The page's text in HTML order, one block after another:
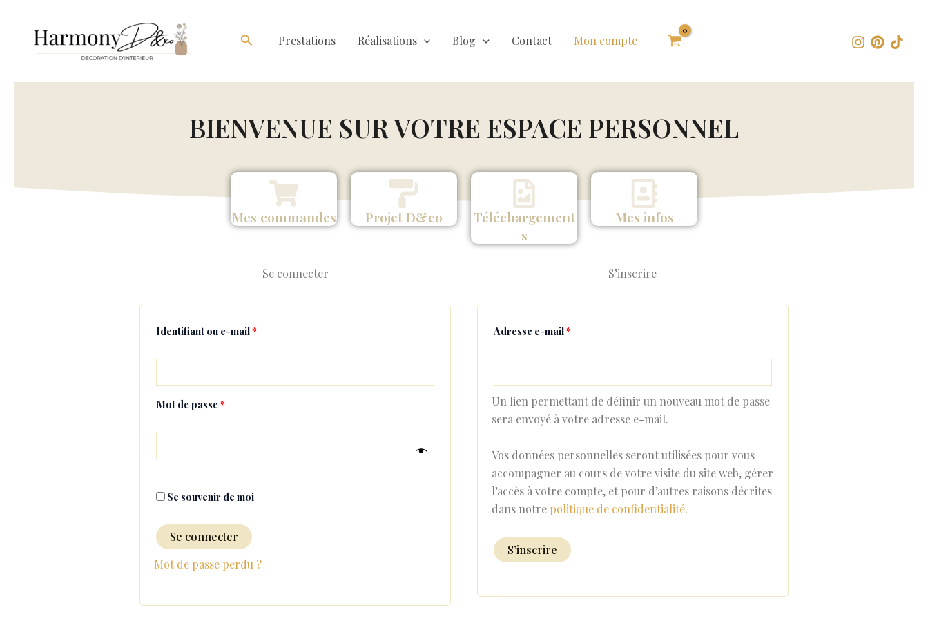
contenu
RechercherPrestations Réalisations Blog Contact Mon compte
BIENVENUE SUR VOTRE ESPACE PERSONNEL
Mes commandes Projet D&co
Téléchargement
s
Mes infos
Se connecter
Identifiant ou e-mail*
Obligatoire
Mot de passe *
Obligatoire
Se souvenir de moi
Se connecter
Mot de passe perdu ?
S’inscrire
Adresse e-mail*
Obligatoire
Un lien permettant de définir un nouveau mot de passe
sera envoyé à votre adresse e-mail.
Vos données personnelles seront utilisées pour vous
accompagner au cours de votre visite du site web, gérer
l’accès à votre compte, et pour d’autres raisons décrites
dans notre politique de confidentialité.
S’inscrire